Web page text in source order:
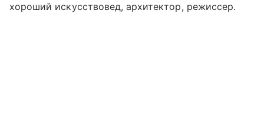
хороший искусствовед, архитектор, режиссер.